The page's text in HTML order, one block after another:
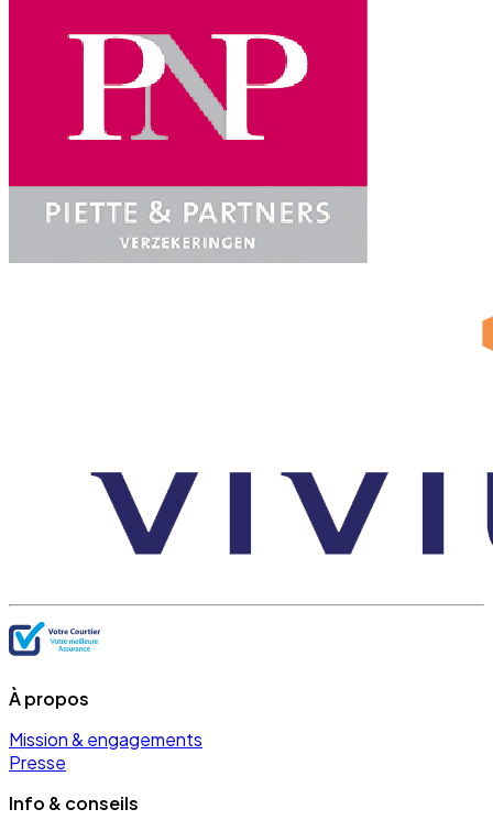
À propos
Mission & engagements
Presse
Info & conseils